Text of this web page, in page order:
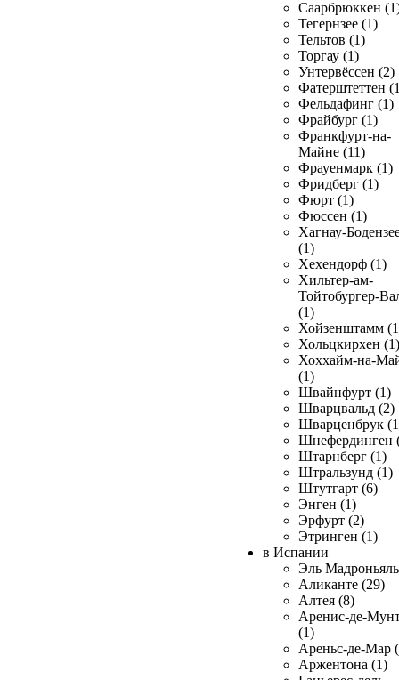
Саарбрюккен
Тегернзее (1)
Тельтов (1)
Торгау (1)
Унтервёссен (2)
Фатерштеттен
Фельдафинг (1)
Фрайбург (1)
Франкфурт-на-
Майне (11)
Фрауенмарк (1)
Фридберг (1)
Фюрт (1)
Фюссен (1)
Хагнау-
(1)
Хехендорф (1)
Хильтер-ам-
Тойтобургер-
(1)
Хойзенштамм
Хольцкирхен (1)
Хоххайм-на-
(1)
Швайнфурт (1)
Шварцвальд (2)
Шварценбрук
Шнефердинген
Штарнберг (1)
Штральзунд (1)
Штутгарт (6)
Энген (1)
Эрфурт (2)
Этринген (1)
в Испании
Эль
Аликанте (29)
Алтея (8)
Аренис-де-
(1)
Ареньс-де-Мар
Аржентона (1)